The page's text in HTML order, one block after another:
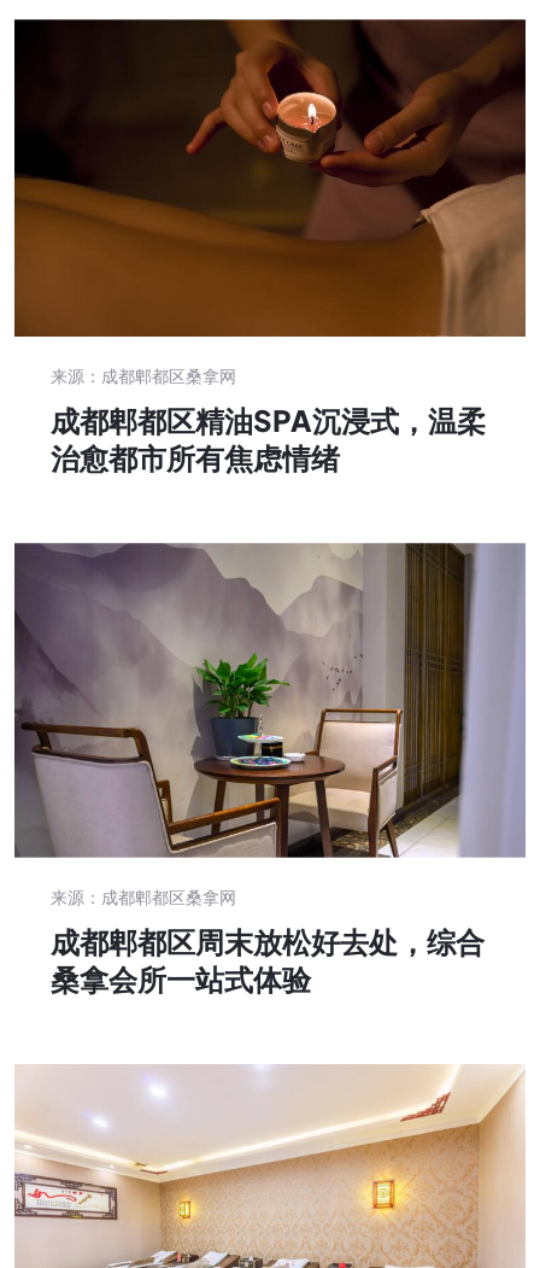
来源：成都郫都区桑拿网
成都郫都区精油SPA沉浸式，温柔
治愈都市所有焦虑情绪
来源：成都郫都区桑拿网
成都郫都区周末放松好去处，综合
桑拿会所一站式体验